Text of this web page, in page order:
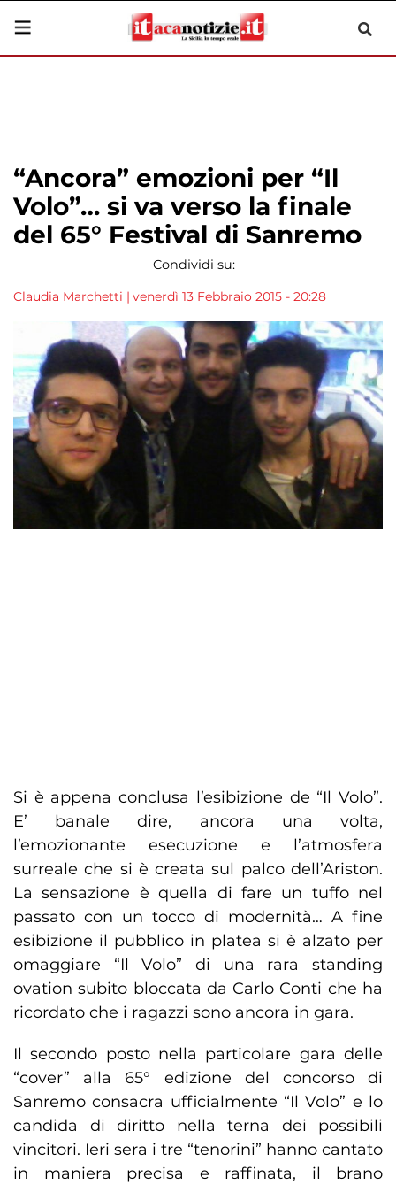
“Ancora” emozioni per “Il
Volo”… si va verso la finale
del 65° Festival di Sanremo
Condividi su:
Claudia Marchetti | venerdì 13 Febbraio 2015 - 20:28
Si è appena conclusa l’esibizione de “Il Volo”.
E’ banale dire, ancora una volta,
l’emozionante esecuzione e l’atmosfera
surreale che si è creata sul palco dell’Ariston.
La sensazione è quella di fare un tuffo nel
passato con un tocco di modernità… A fine
esibizione il pubblico in platea si è alzato per
omaggiare “Il Volo” di una rara standing
ovation subito bloccata da Carlo Conti che ha
ricordato che i ragazzi sono ancora in gara.
Il secondo posto nella particolare gara delle
“cover” alla 65° edizione del concorso di
Sanremo consacra ufficialmente “Il Volo” e lo
candida di diritto nella terna dei possibili
vincitori. Ieri sera i tre “tenorini” hanno cantato
in maniera precisa e raffinata, il brano